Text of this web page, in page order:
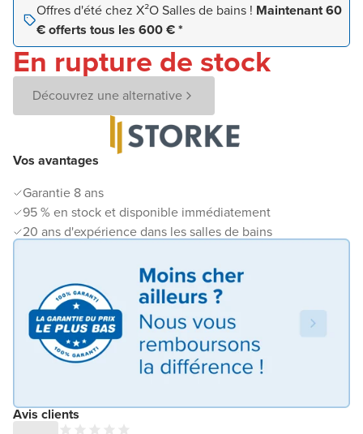
Vos avantages
Garantie 8 ans
95 % en stock et disponible immédiatement
20 ans d'expérience dans les salles de bains
Avis clients
Offres d'été chez X²O Salles de bains ! Maintenant 60
€ offerts tous les 600 € *
En rupture de stock
Découvrez une alternative